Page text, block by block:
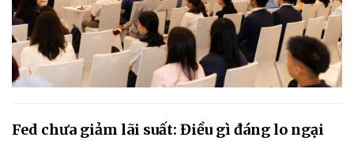
Fed chưa giảm lãi suất: Điều gì đáng lo ngại